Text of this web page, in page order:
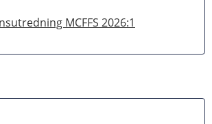
MCFFS 2026:1